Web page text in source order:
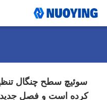
کرده است و فصل جدیدی